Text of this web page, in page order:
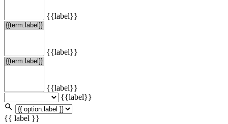
{{label}}
{{label}}
{{label}}
{{label}}
{{ label }}